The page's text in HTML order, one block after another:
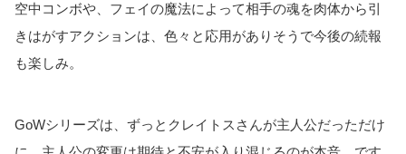
空中コンボや、フェイの魔法によって相手の魂を肉体から引
きはがすアクションは、色々と応用がありそうで今後の続報
も楽しみ。
GoWシリーズは、ずっとクレイトスさんが主人公だっただけ